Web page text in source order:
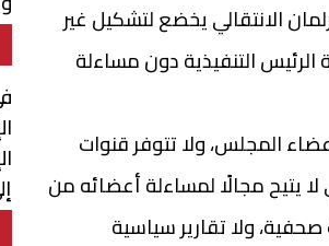
الانتقالي يخضع لتشكيل غير
التنفيذية دون مساءلة
المجلس، ولا تتوفر قنوات
لا يتيح مجالًا لمساءلة أعضائه من
ولا تقارير سياسية